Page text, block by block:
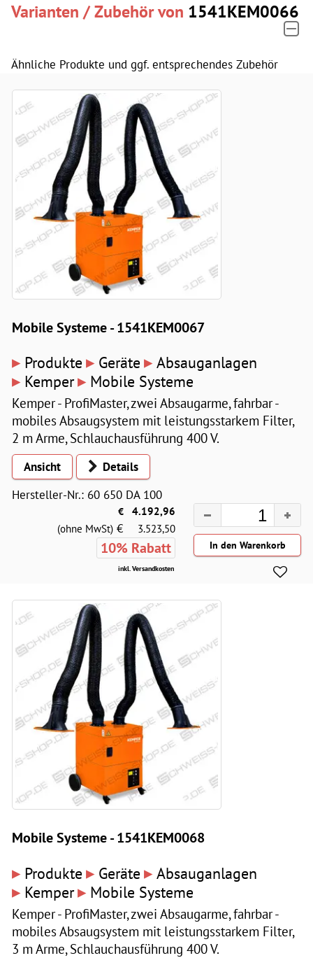
Varianten / Zubehör von 1541KEM0066
Ähnliche Produkte und ggf. entsprechendes Zubehör
Mobile Systeme - 1541KEM0067
▸ Produkte ▸ Geräte ▸ Absauganlagen
▸ Kemper▸ Mobile Systeme
Kemper - ProfiMaster, zwei Absaugarme, fahrbar -
mobiles Absaugsystem mit leistungsstarkem Filter,
2 m Arme, Schlauchausführung 400 V.
Ansicht
Details
Hersteller-Nr.: 60 650 DA 100
€
4.192,96
(ohne MwSt) € 3.523,50
10% Rabatt
inkl. Versandkosten
Mobile Systeme - 1541KEM0068
▸ Produkte ▸ Geräte ▸ Absauganlagen
▸ Kemper▸ Mobile Systeme
Kemper - ProfiMaster, zwei Absaugarme, fahrbar -
mobiles Absaugsystem mit leistungsstarkem Filter,
3 m Arme, Schlauchausführung 400 V.